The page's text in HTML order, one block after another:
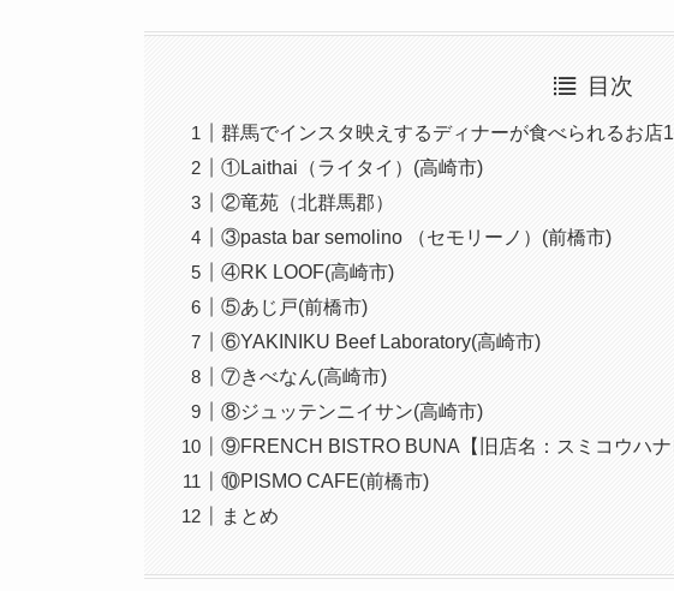
目次
群馬でインスタ映えするディナーが食べられるお店
①Laithai（ライタイ）(高崎市)
②竜苑（北群馬郡）
③pasta bar semolino （セモリーノ）(前橋市)
④RK LOOF(高崎市)
⑤あじ戸(前橋市)
⑥YAKINIKU Beef Laboratory(高崎市)
⑦きべなん(高崎市)
⑧ジュッテンニイサン(高崎市)
⑨FRENCH BISTRO BUNA【旧店名：スミコウハ
⑩PISMO CAFE(前橋市)
まとめ